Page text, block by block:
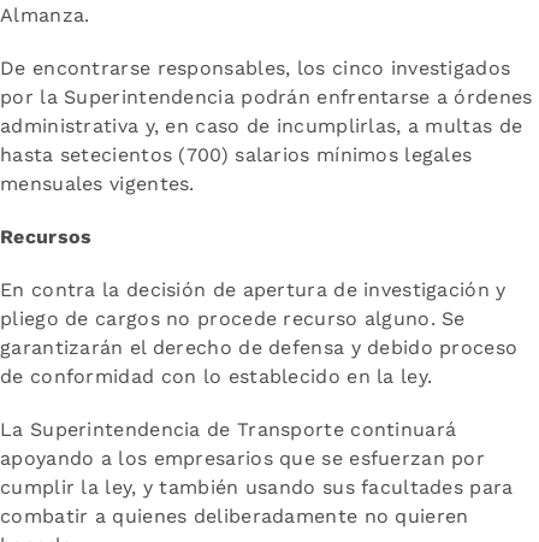
Almanza.
De encontrarse responsables, los cinco investigados
por la Superintendencia podrán enfrentarse a órdenes
administrativa y, en caso de incumplirlas, a multas de
hasta setecientos (700) salarios mínimos legales
mensuales vigentes.
Recursos
En contra la decisión de apertura de investigación y
pliego de cargos no procede recurso alguno. Se
garantizarán el derecho de defensa y debido proceso
de conformidad con lo establecido en la ley.
La Superintendencia de Transporte continuará
apoyando a los empresarios que se esfuerzan por
cumplir la ley, y también usando sus facultades para
combatir a quienes deliberadamente no quieren